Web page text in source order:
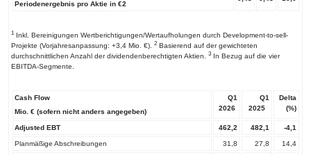
Periodenergebnis pro Aktie in €2
1Inkl. Bereinigungen Wertberichtigungen/Wertaufholungen durch Development-to-sell-
Projekte (Vorjahresanpassung: +3,4 Mio. €).
2Basierend auf der gewichteten
durchschnittlichen Anzahl der dividendenberechtigten Aktien.
3In Bezug auf die vier
EBITDA-Segmente.
Cash Flow
Mio. € (sofern nicht anders angegeben)
Q1
2026
Q1
2025
Delta
(%)
Adjusted EBT 462,2 482,1 -4,1
Planmäßige Abschreibungen 31,8 27,8 14,4